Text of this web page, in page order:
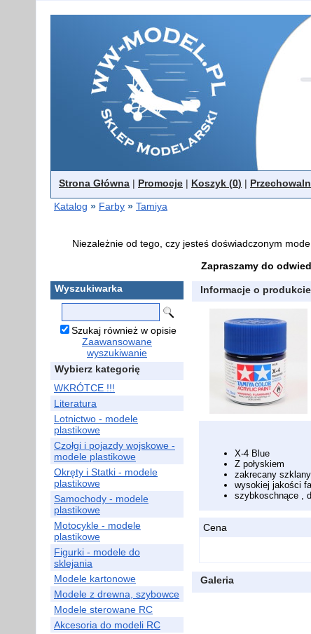
Strona Główna | Promocje | Koszyk (0) |
Katalog » Farby » Tamiya
Niezależnie od tego, czy jesteś doświadczonym
Zapraszamy do
Wyszukiwarka
Szukaj również w opisie
Zaawansowane
wyszukiwanie
Wybierz kategorię
WKRÓTCE !!!
Literatura
Lotnictwo - modele
plastikowe
Czołgi i pojazdy wojskowe -
modele plastikowe
Okręty i Statki - modele
plastikowe
Samochody - modele
plastikowe
Motocykle - modele
plastikowe
Figurki - modele do
sklejania
Modele kartonowe
Modele z drewna, szybowce
Modele sterowane RC
Akcesoria do modeli RC
Informacje o produkcie
X-4 Blue
Z połyskiem
zakrecany szklany
wysokiej jakości
szybkoschnące ,
Cena
Galeria